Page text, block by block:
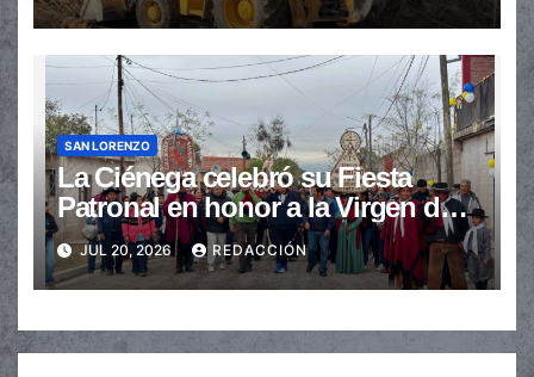
SAN LORENZO
La Ciénega celebró su Fiesta
Patronal en honor a la Virgen del
Carmen
JUL 20, 2026 REDACCIÓN